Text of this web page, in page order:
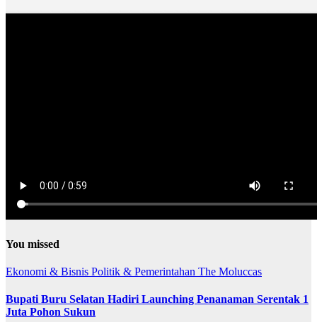
You missed
Ekonomi & Bisnis Politik & Pemerintahan The Moluccas
Bupati Buru Selatan Hadiri Launching Penanaman Serentak 1
Juta Pohon Sukun